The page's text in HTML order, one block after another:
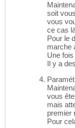
soit
vous
ce cas
Pour le
marche
Une
Il y a
vous
mais
premier
Pour